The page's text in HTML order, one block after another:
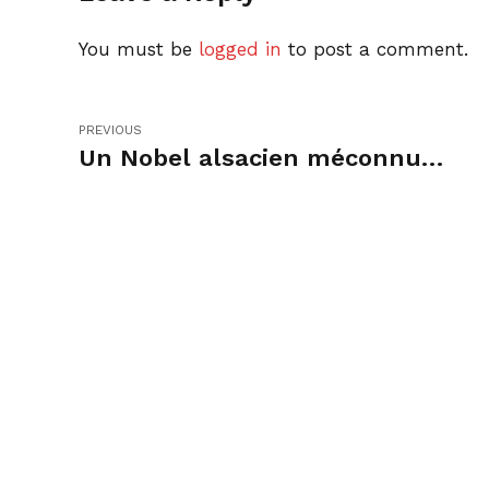
You must be logged in to post a comment.
PREVIOUS
Un Nobel alsacien méconnu…